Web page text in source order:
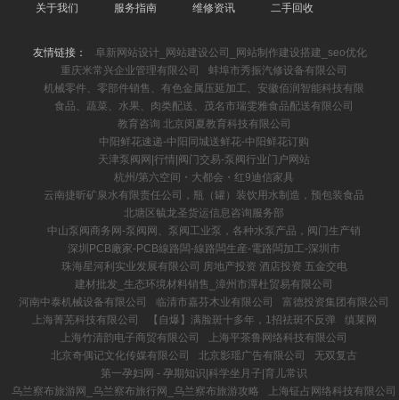
关于我们 服务指南 维修资讯 二手回收
友情链接：
阜新网站设计_网站建设公司_网站制作建设搭建_seo优化
重庆米常兴企业管理有限公司
蚌埠市秀振汽修设备有限公司
机械零件、零部件销售、有色金属压延加工、安徽佰润智能科技有限
食品、蔬菜、水果、肉类配送、茂名市瑞雯雅食品配送有限公司
教育咨询 北京闵夏教育科技有限公司
中阳鲜花速递-中阳同城送鲜花-中阳鲜花订购
天津泵阀网|行情|阀门交易-泵阀行业门户网站
杭州/第六空间・大都会・红9迪信家具
云南捷昕矿泉水有限责任公司，瓶（罐）装饮用水制造，预包装食品
北塘区毓龙圣货运信息咨询服务部
中山泵阀商务网-泵阀网、泵阀工业泵，各种水泵产品，阀门生产销
深圳PCB廠家-PCB線路闆-線路闆生産-電路闆加工-深圳市
珠海星河利实业发展有限公司 房地产投资 酒店投资 五金交电
建材批发_生态环境材料销售_漳州市潭杜贸易有限公司
河南中泰机械设备有限公司
临清市嘉芬木业有限公司
富德投资集团有限公司
上海菁芜科技有限公司
【自爆】满脸斑十多年，1招祛斑不反弹
缜莱网
上海竹清韵电子商贸有限公司
上海平茶鲁网络科技有限公司
北京奇偶记文化传媒有限公司
北京影瑶广告有限公司
无双复古
第一孕妇网 - 孕期知识|科学坐月子|育儿常识
乌兰察布旅游网_乌兰察布旅行网_乌兰察布旅游攻略
上海钲占网络科技有限公司